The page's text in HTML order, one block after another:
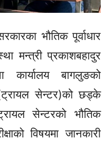
भौतिक पूर्वाधार
मन्त्री प्रकाशबहादुर
कार्यालय बागलुङको
(ट्रायल सेन्टर)को छड्के
सेन्टरको भौतिक
विषयमा जानकारी